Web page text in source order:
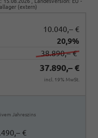
(extern)
10.040,– €
20,9%
38.890,– €
37.890,– €
incl. 19% MwSt.
Jahreszins
€